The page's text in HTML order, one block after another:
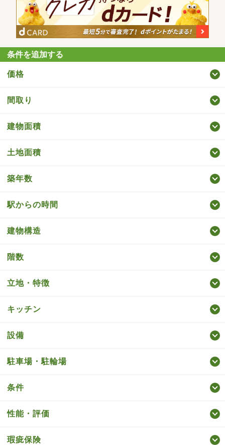
条件を追加する
価格
間取り
建物面積
土地面積
築年数
駅からの時間
建物構造
階数
立地・特徴
キッチン
設備
駐車場・駐輪場
条件
性能・評価
瑕疵保険